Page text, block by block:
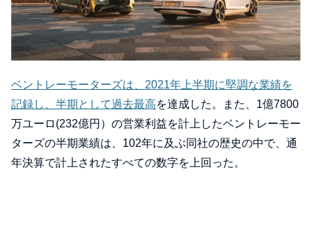
ベントレーモーターズは、2021年上半期に堅調な業績を
記録し、半期として過去最高を達成した。また、1億7800
万ユーロ(232億円）の営業利益を計上したベントレーモー
ターズの半期業績は、102年に及ぶ同社の歴史の中で、通
年決算で計上されたすべての数字を上回った。